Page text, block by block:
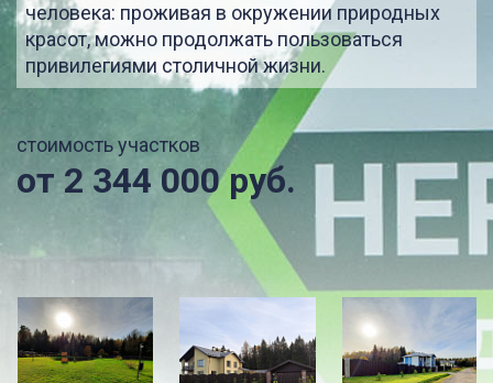
человека: проживая в окружении природных
красот, можно продолжать пользоваться
привилегиями столичной жизни.
стоимость участков
от 2 344 000 руб.